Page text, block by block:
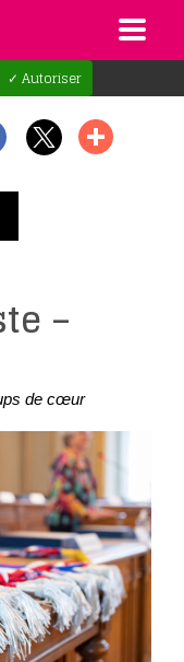
✓ Autoriser
–
de cœur